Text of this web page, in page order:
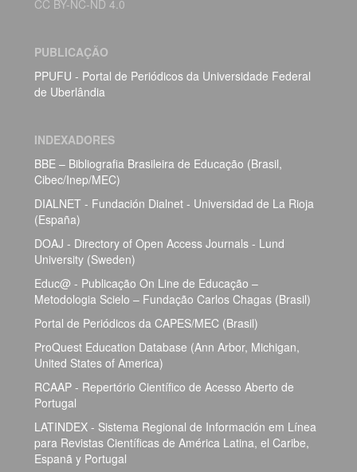
CC BY-NC-ND 4.0
PUBLICAÇÃO
PPUFU - Portal de Periódicos da Universidade Federal
de Uberlândia
INDEXADORES
BBE – Bibliografia Brasileira de Educação (Brasil,
Cibec/Inep/MEC)
DIALNET - Fundación Dialnet - Universidad de La Rioja
(España)
DOAJ - Directory of Open Access Journals - Lund
University (Sweden)
Educ@ - Publicação On Line de Educação –
Metodologia Scielo – Fundação Carlos Chagas (Brasil)
Portal de Periódicos da CAPES/MEC (Brasil)
ProQuest Education Database (Ann Arbor, Michigan,
United States of America)
RCAAP - Repertório Científico de Acesso Aberto de
Portugal
LATINDEX - Sistema Regional de Información em Línea
para Revistas Científicas de América Latina, el Caribe,
Espanã y Portugal